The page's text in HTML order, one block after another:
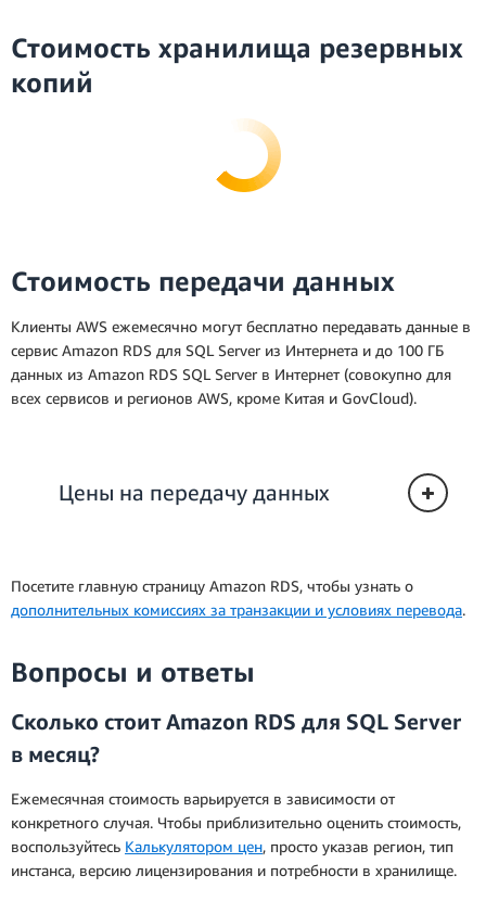
зарезервированного инстанса. Каждый месяц
фактическому количеству часов в этом месяце,
умноженному на почасовой тариф, или
количеству секунд в данном месяце,
умноженному на почасовой тариф,
равен сумме средних ежемесячных платежей
в году 365 дней) за тот же период.
рассчитать экономию при использовании
зарезервированного инстанса вместо инстанса
по требованию. При покупке
зарезервированного инстанса вы оплачиваете
каждый час на протяжении выбранного срока
в это время инстанс. Фактическая почасовая
цена соответствует амортизированным
почасовым расходам на инстанс. Для ее
расчета общая стоимость зарезервированного
доступности
Развертывание в нескольких зонах
Стоимость хранилища резервных
копий
Стоимость передачи данных
Клиенты AWS ежемесячно могут бесплатно передавать данные в
сервис Amazon RDS для SQL Server из Интернета и до 100 ГБ
данных из Amazon RDS SQL Server в Интернет (совокупно для
всех сервисов и регионов AWS, кроме Китая и GovCloud).
Цены на передачу данных
Посетите главную страницу Amazon RDS, чтобы узнать о
дополнительных комиссиях за транзакции и условиях перевода.
Вопросы и ответы
Сколько стоит Amazon RDS для SQL Server
в месяц?
Ежемесячная стоимость варьируется в зависимости от
конкретного случая. Чтобы приблизительно оценить стоимость,
воспользуйтесь Калькулятором цен, просто указав регион, тип
инстанса, версию лицензирования и потребности в хранилище.